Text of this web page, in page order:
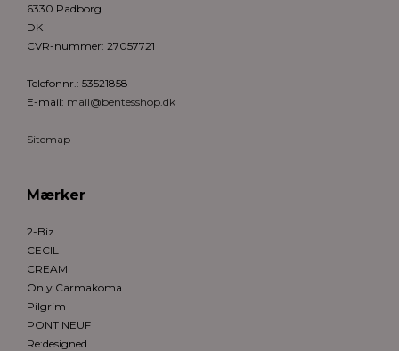
6330 Padborg
DK
CVR-nummer: 27057721
Telefonnr. : 53521858
E-mail: mail@bentesshop.dk
Sitemap
Mærker
2-Biz
CECIL
CREAM
Only Carmakoma
Pilgrim
PONT NEUF
Re:designed